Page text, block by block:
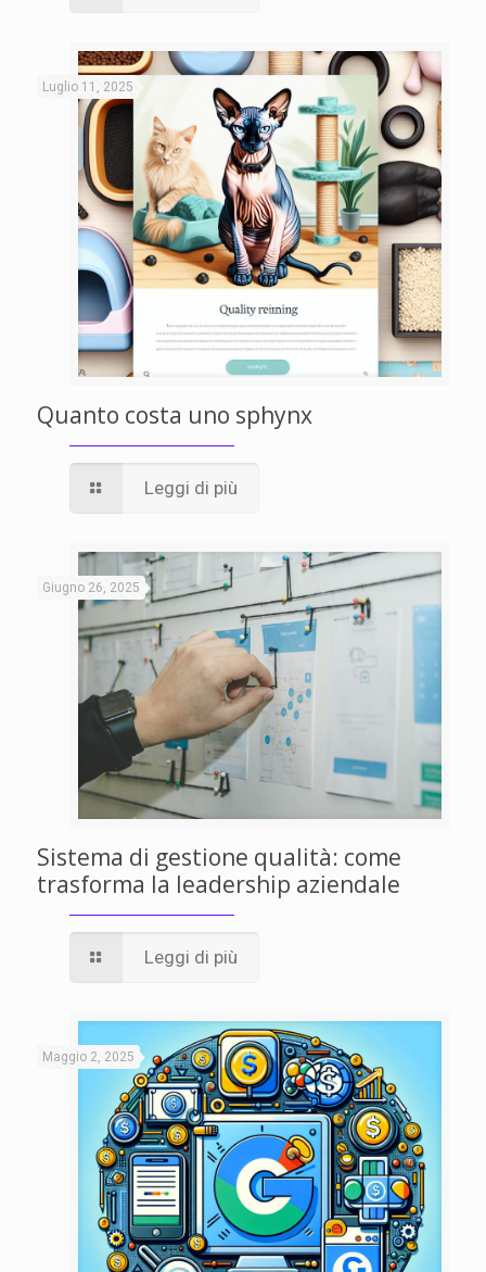
Luglio 11, 2025
Quanto costa uno sphynx
Leggi di più
Giugno 26, 2025
Sistema di gestione qualità: come
trasforma la leadership aziendale
Leggi di più
Maggio 2, 2025